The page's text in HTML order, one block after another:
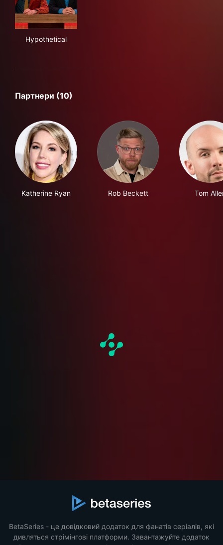
Hypothetical
Партнери (10)
Katherine Ryan Rob Beckett Tom
BetaSeries - це довідковий додаток для фанатів серіалів, які
дивляться стрімінгові платформи. Завантажуйте додаток